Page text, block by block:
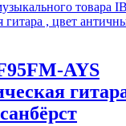
AYS